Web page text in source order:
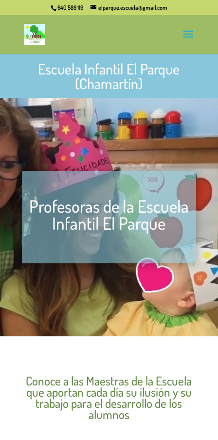
640 589 119 elparque.escuela@gmail.com
Escuela Infantil El Parque
(Chamartín)
Profesoras de la Escuela
Infantil El Parque
Conoce a las Maestras de la Escuela
que aportan cada día su ilusión y su
trabajo para el desarrollo de los
alumnos